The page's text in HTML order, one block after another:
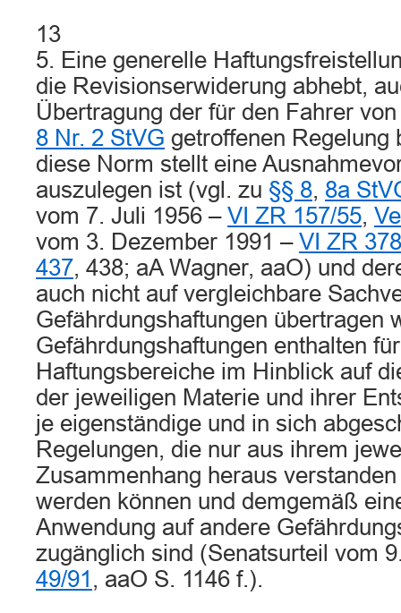
13
5. Eine generelle
die Revisionserwiderung abhebt,
Übertragung der für den Fahrer
8 Nr. 2 StVG getroffenen Regelung
diese Norm stellt eine
auszulegen ist (vgl. zu §§ 8, 8a
vom 7. Juli 1956 – VI ZR 157/55,
vom 3. Dezember 1991 – VI ZR
437, 438; aA Wagner, aaO) und
auch nicht auf vergleichbare
Gefährdungshaftungen übertragen
Gefährdungshaftungen enthalten
Haftungsbereiche im Hinblick auf
der jeweiligen Materie und ihrer
je eigenständige und in sich
Regelungen, die nur aus ihrem
Zusammenhang heraus
werden können und demgemäß
Anwendung auf andere
zugänglich sind (Senatsurteil vom
49/91 , aaO S. 1146 f.).